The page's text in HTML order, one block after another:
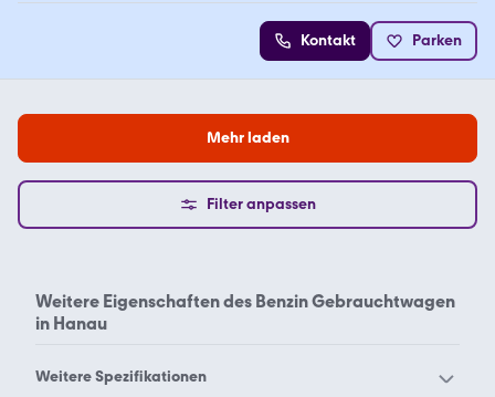
Kontakt Parken
Mehr laden
Filter anpassen
Weitere Eigenschaften des Benzin Gebrauchtwagen
in Hanau
Weitere Spezifikationen